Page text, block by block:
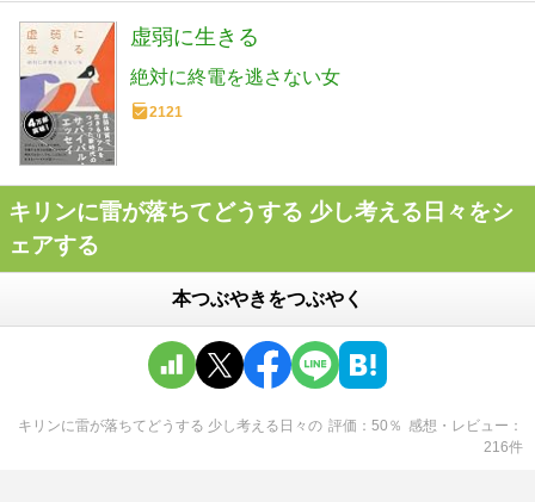
虚弱に生きる
絶対に終電を逃さない女
2121
キリンに雷が落ちてどうする 少し考える日々をシ
ェアする
本つぶやきをつぶやく
キリンに雷が落ちてどうする 少し考える日々 の 評価 50 ％ 感想・レビュー
216件